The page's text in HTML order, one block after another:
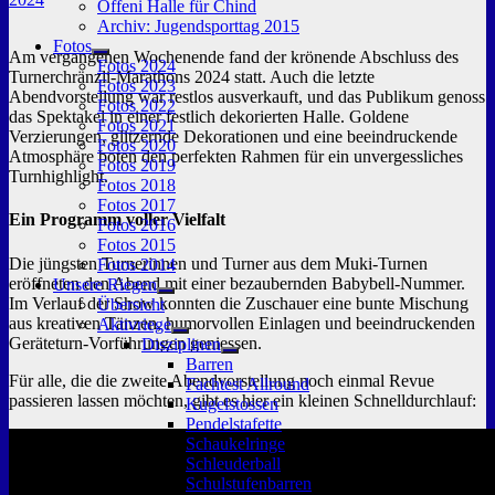
Offeni Halle für Chind
Archiv: Jugendsporttag 2015
Fotos
Untermenü
anzeigen
Fotos 2024
Fotos 2023
Fotos 2022
Fotos 2021
Fotos 2020
Fotos 2019
Fotos 2018
Fotos 2017
Fotos 2016
Fotos 2015
Fotos 2014
Unsere Riegen
Untermenü
anzeigen
Übersicht
Aktivriege
Untermenü
anzeigen
Disziplinen
Untermenü
anzeigen
Barren
Fachtest Allround
Kugelstossen
Pendelstafette
Schaukelringe
Schleuderball
Schulstufenbarren
Am vergangenen Wochenende fand der krönende Abschluss des
Turnerchränzli-Marathons 2024 statt. Auch die letzte
Abendvorstellung war restlos ausverkauft, und das Publikum genoss
das Spektakel in einer festlich dekorierten Halle. Goldene
Verzierungen, glitzernde Dekorationen und eine beeindruckende
Atmosphäre boten den perfekten Rahmen für ein unvergessliches
Turnhighlight.
Ein Programm voller Vielfalt
Die jüngsten Turnerinnen und Turner aus dem Muki-Turnen
eröffneten den Abend mit einer bezaubernden Babybell-Nummer.
Im Verlauf der Show konnten die Zuschauer eine bunte Mischung
aus kreativen Tänzen, humorvollen Einlagen und beeindruckenden
Geräteturn-Vorführungen geniessen.
Für alle, die die zweite Abendvorstellung noch einmal Revue
passieren lassen möchten, gibt es hier ein kleinen Schnelldurchlauf: